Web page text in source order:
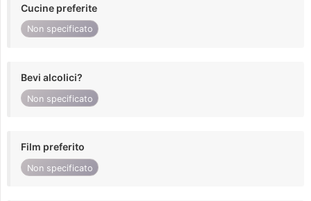
Cucine preferite
Non specificato
Bevi alcolici?
Non specificato
Film preferito
Non specificato